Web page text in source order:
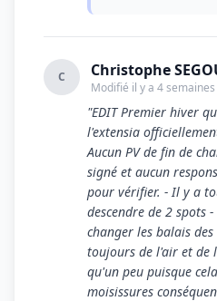
C Christophe
Modifié il y a 4 semaines
"EDIT Premier hiver
l'extensia
Aucun PV de fin de
signé et aucun
pour vérifier. - Il y a
descendre de 2 spots
changer les balais
toujours de l'air et de
qu'un peu puisque
moisissures